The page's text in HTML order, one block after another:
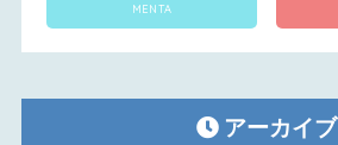
MENTA
アーカイブ